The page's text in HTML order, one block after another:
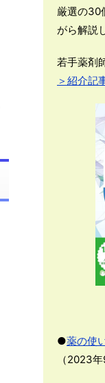
厳選の30
がら解説
若手薬剤
＞紹介記
●薬の使
（2023年